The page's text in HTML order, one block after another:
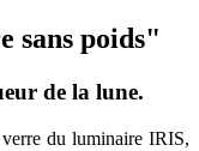
sans poids"
de la lune.
du luminaire IRIS,